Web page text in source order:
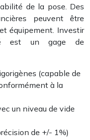
de la pose. Des
peuvent être
équipement. Investir
est un gage de
(capable de
à la
un niveau de vide
de +/- 1%)